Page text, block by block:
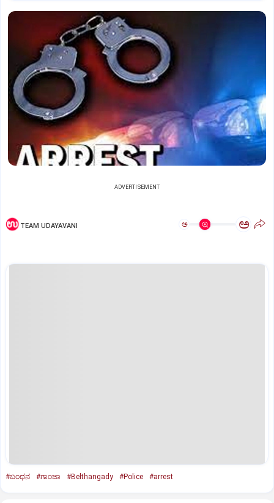
ADVERTISEMENT
TEAM UDAYAVANI ಅ ಅ
#ಬಂಧನ #ಗಾಂಜಾ #Belthangady #Police #arrest